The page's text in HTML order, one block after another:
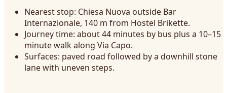
Nearest stop: Chiesa Nuova outside Bar
Internazionale, 140 m from Hostel Brikette.
Journey time: about 44 minutes by bus plus a 10–15
minute walk along Via Capo.
Surfaces: paved road followed by a downhill stone
lane with uneven steps.